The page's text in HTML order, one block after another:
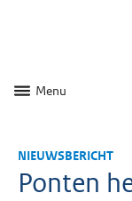
Menu
NIEUWSBERICHT
Ponten